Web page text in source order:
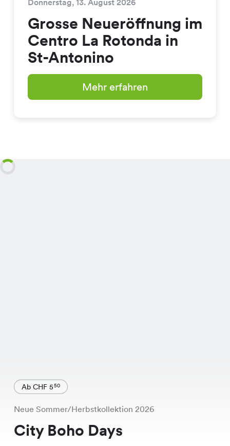
Donnerstag, 13. August 2026
Grosse Neueröffnung im
Centro La Rotonda in
St-Antonino
Mehr erfahren
Ab CHF 550
Neue Sommer/Herbstkollektion 2026
City Boho Days